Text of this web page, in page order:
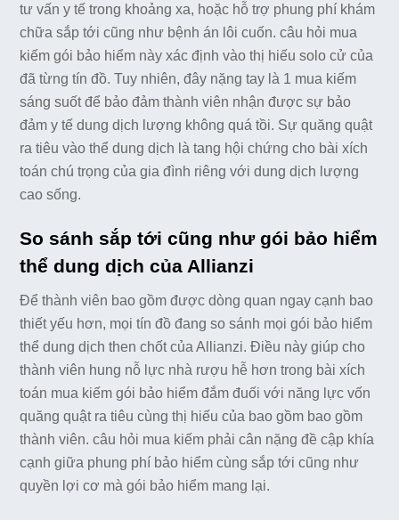
tư vấn y tế trong khoảng xa, hoặc hỗ trợ phung phí khám
chữa sắp tới cũng như bệnh án lôi cuốn. câu hỏi mua
kiếm gói bảo hiểm này xác định vào thị hiếu solo cử của
đã từng tín đồ. Tuy nhiên, đây nặng tay là 1 mua kiếm
sáng suốt để bảo đảm thành viên nhận được sự bảo
đảm y tế dung dịch lượng không quá tồi. Sự quăng quật
ra tiêu vào thể dung dịch là tang hội chứng cho bài xích
toán chú trọng của gia đình riêng với dung dịch lượng
cao sống.
So sánh sắp tới cũng như gói bảo hiểm
thể dung dịch của Allianzi
Để thành viên bao gồm được dòng quan ngay cạnh bao
thiết yếu hơn, mọi tín đồ đang so sánh mọi gói bảo hiểm
thể dung dịch then chốt của Allianzi. Điều này giúp cho
thành viên hung nỗ lực nhà rượu hễ hơn trong bài xích
toán mua kiếm gói bảo hiểm đắm đuối với năng lực vốn
quăng quật ra tiêu cùng thị hiếu của bao gồm bao gồm
thành viên. câu hỏi mua kiếm phải cân nặng đề cập khía
cạnh giữa phung phí bảo hiểm cùng sắp tới cũng như
quyền lợi cơ mà gói bảo hiểm mang lại.